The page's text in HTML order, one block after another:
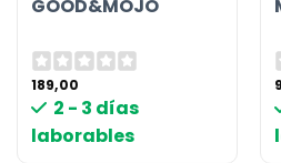
GOOD&MOJO
189,00
2 - 3 días
laborables